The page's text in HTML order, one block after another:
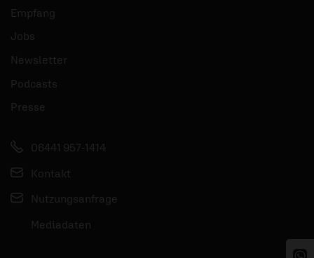
Empfang
Jobs
Newsletter
Podcasts
Presse
06441 957-1414
Kontakt
Nutzungsanfrage
Mediadaten